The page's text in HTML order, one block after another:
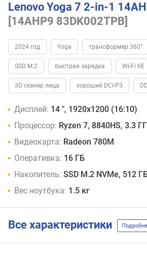
Lenovo Yoga 7 2-in-1
[14AHP9 83DK002TPB]
2024 год Yoga трансформер 360°
SSD M.2 быстрая зарядка Wi-Fi 6E
3D сканер лица хороший DCI-P3
Дисплей: 14 ", 1920x1200 (16:10)
Процессор: Ryzen 7, 8840HS, 3.3
Видеокарта: Radeon 780M
Оперативка: 16 ГБ
Накопитель: SSD M.2 NVMe, 512
Вес ноутбука: 1.5 кг
Все характеристики